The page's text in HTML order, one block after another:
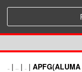
| | | APFG(ALUMA